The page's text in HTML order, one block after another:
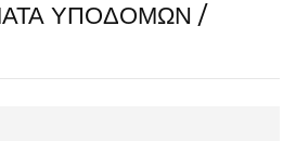
ΥΠΟΔΟΜΩΝ /